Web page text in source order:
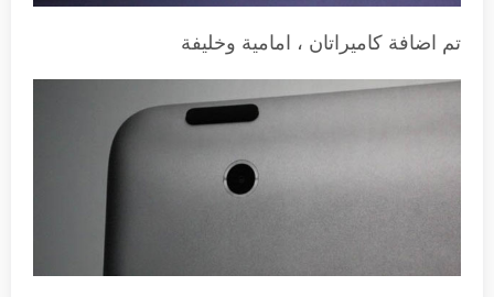
تم اضافة كاميراتان ، امامية وخليفة